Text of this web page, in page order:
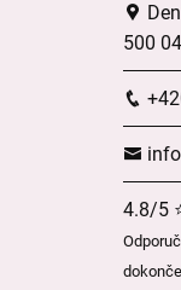
500
4.8/5